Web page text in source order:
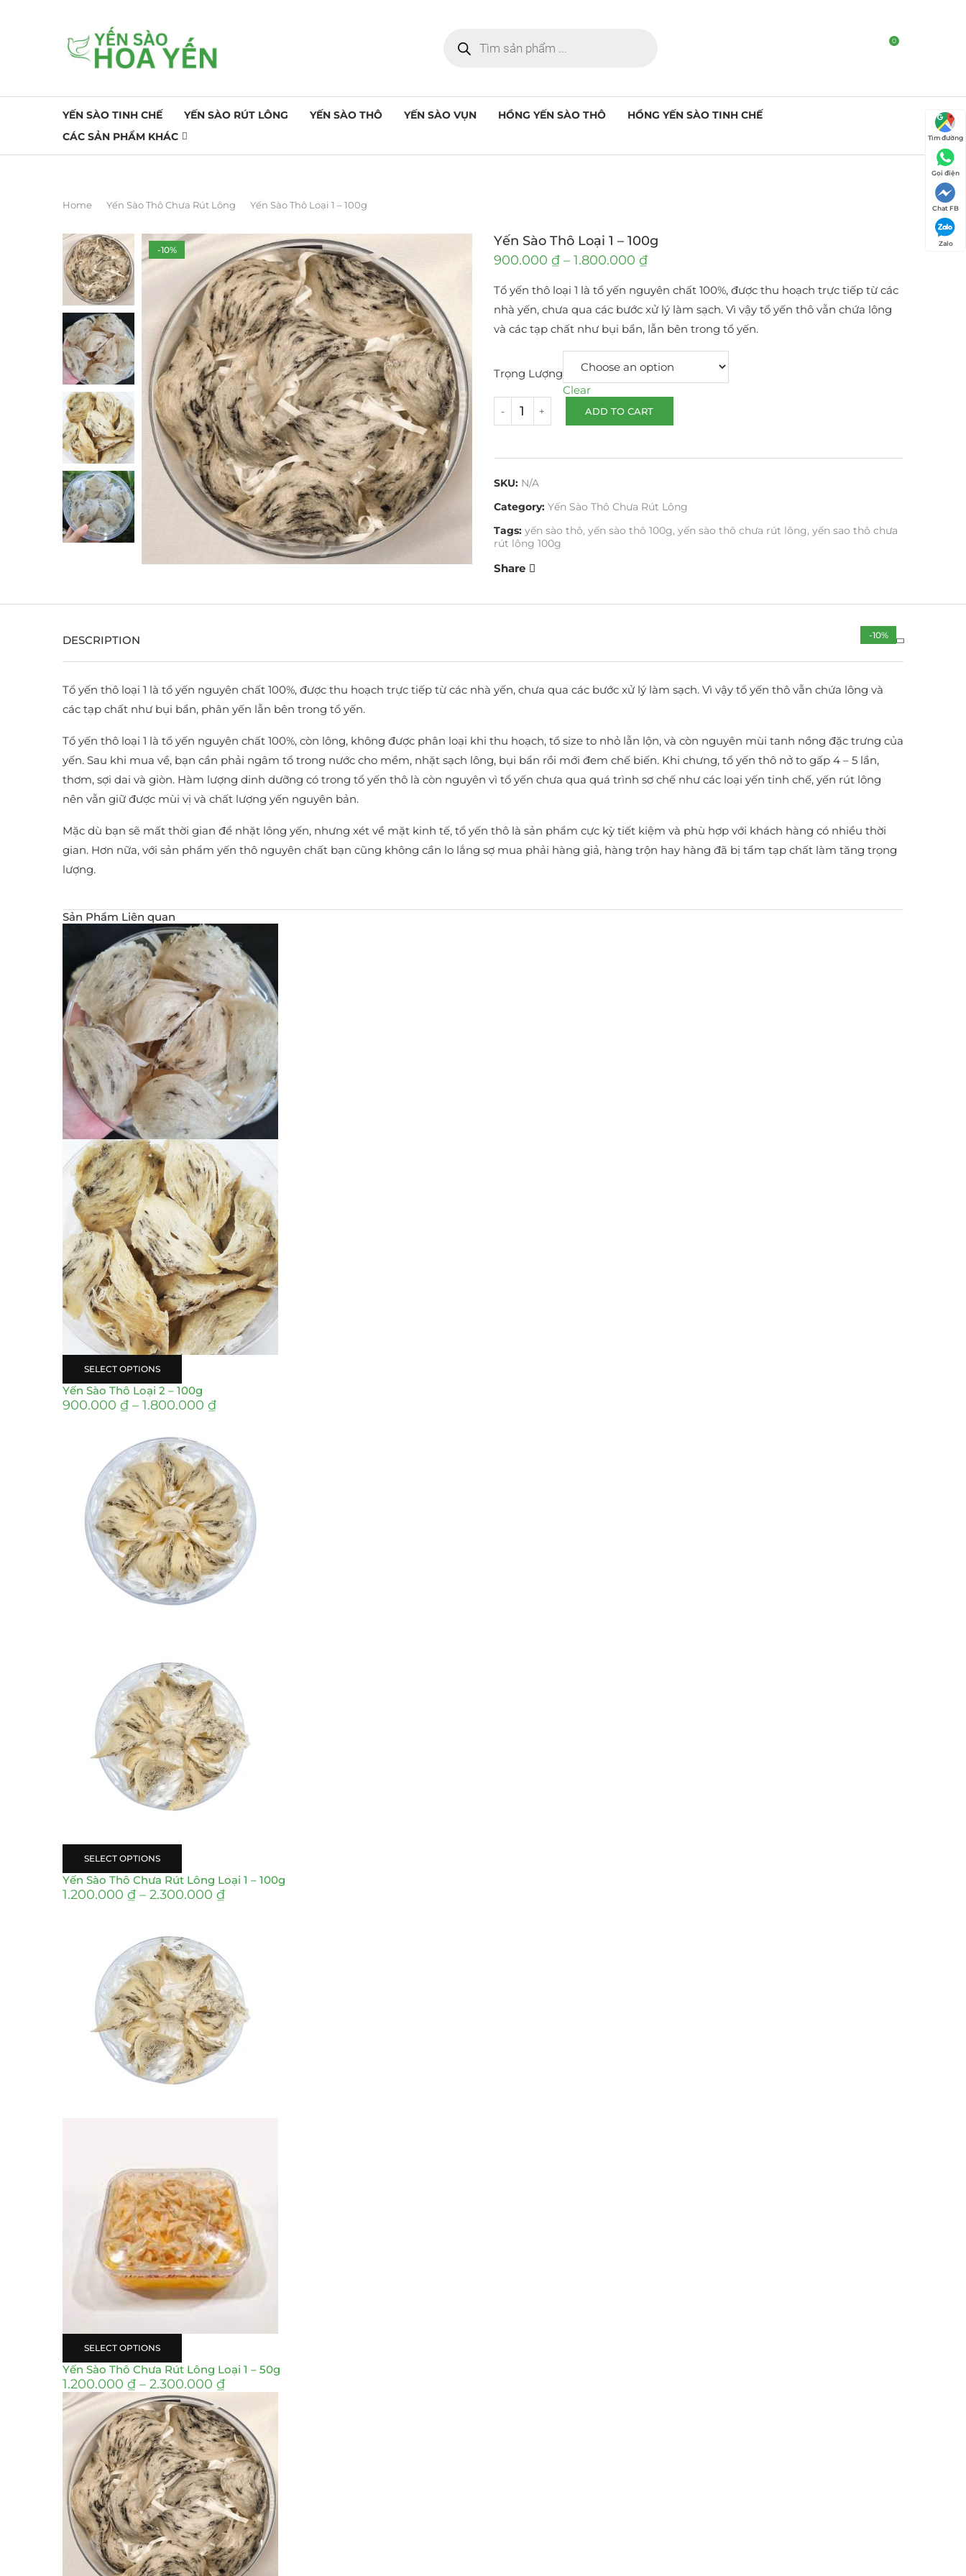
0
YẾN SÀO TINH CHẾ YẾN SÀO RÚT LÔNG YẾN SÀO THÔ YẾN SÀO VỤN HỒNG YẾN SÀO THÔ
HỒNG YẾN SÀO TINH CHẾ
CÁC SẢN PHẨM KHÁC
Home Yến Sào Thô Chưa Rút Lông Yến Sào Thô Loại 1 – 100g
-10%
Yến Sào Thô Loại 1 – 100g
900.000 ₫– 1.800.000 ₫
Tổ yến thô loại 1 là tổ yến nguyên chất 100%, được thu hoạch trực tiếp từ các
nhà yến, chưa qua các bước xử lý làm sạch. Vì vậy tổ yến thô vẫn chứa lông
và các tạp chất như bụi bẩn, lẫn bên trong tổ yến.
Trọng Lượng
Clear
ADD TO CART
SKU: N/A
Category: Yến Sào Thô Chưa Rút Lông
Tags: yến sào thô, yến sào thô 100g, yến sào thô chưa rút lông, yến sao thô chưa
rút lông 100g
Share
DESCRIPTION
Tổ yến thô loại 1 là tổ yến nguyên chất 100%, được thu hoạch trực tiếp từ các nhà yến, chưa qua các bước xử lý làm sạch. Vì vậy tổ yến thô vẫn chứa lông và
các tạp chất như bụi bẩn, phân yến lẫn bên trong tổ yến.
Tổ yến thô loại 1 là tổ yến nguyên chất 100%, còn lông, không được phân loại khi thu hoạch, tổ size to nhỏ lẫn lộn, và còn nguyên mùi tanh nồng đặc trưng của
yến. Sau khi mua về, bạn cần phải ngâm tổ trong nước cho mềm, nhặt sạch lông, bụi bẩn rồi mới đem chế biến. Khi chưng, tổ yến thô nở to gấp 4 – 5 lần,
thơm, sợi dai và giòn. Hàm lượng dinh dưỡng có trong tổ yến thô là còn nguyên vì tổ yến chưa qua quá trình sơ chế như các loại yến tinh chế, yến rút lông
nên vẫn giữ được mùi vị và chất lượng yến nguyên bản.
Mặc dù bạn sẽ mất thời gian để nhặt lông yến, nhưng xét về mặt kinh tế, tổ yến thô là sản phẩm cực kỳ tiết kiệm và phù hợp với khách hàng có nhiều thời
gian. Hơn nữa, với sản phẩm yến thô nguyên chất bạn cũng không cần lo lắng sợ mua phải hàng giả, hàng trộn hay hàng đã bị tẩm tạp chất làm tăng trọng
lượng.
Sản Phẩm Liên quan
-10%
SELECT OPTIONS
Yến Sào Thô Loại 2 – 100g
900.000 ₫– 1.800.000 ₫
-8%
SELECT OPTIONS
Yến Sào Thô Chưa Rút Lông Loại 1 – 100g
1.200.000 ₫– 2.300.000 ₫
-8%
SELECT OPTIONS
Yến Sào Thô Chưa Rút Lông Loại 1 – 50g
1.200.000 ₫– 2.300.000 ₫
-10%
-8%
-10%
Tìm đường
Gọi điện
Chat FB
Zalo